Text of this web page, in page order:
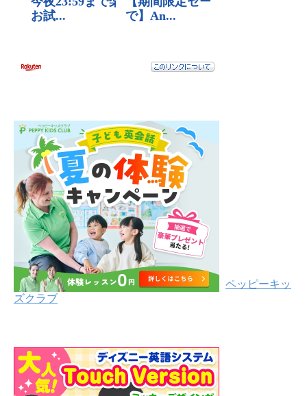
ペッピーキッ
ズクラブ